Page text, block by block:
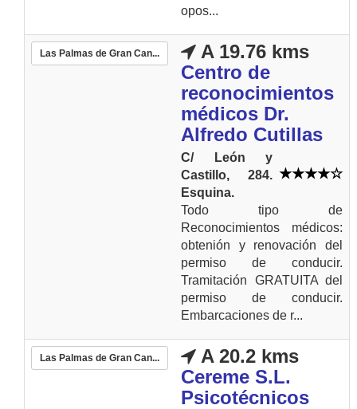
opos...
Las Palmas de Gran Can...
A 19.76 kms
Centro de
reconocimientos
médicos Dr.
Alfredo Cutillas
C/ León y
Castillo, 284.
Esquina.
Todo tipo de
Reconocimientos médicos:
obtenión y renovación del
permiso de conducir.
Tramitación GRATUITA del
permiso de conducir.
Embarcaciones de r...
Las Palmas de Gran Can...
A 20.2 kms
Cereme S.L.
Psicotécnicos